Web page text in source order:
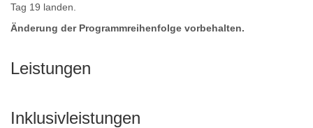
Tag 19 landen.
Änderung der Programmreihenfolge vorbehalten.
Leistungen
Inklusivleistungen